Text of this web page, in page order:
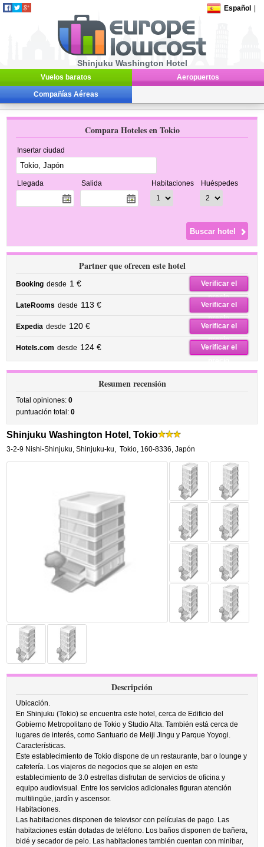
Español
Shinjuku Washington Hotel
Vuelos baratos Aeropuertos
Compañías Aéreas
Compara Hoteles en Tokio
Insertar ciudad
Llegada Salida Habitaciones Huéspedes
Partner que ofrecen este hotel
Booking desde 1 €
Verificar el
precio
LateRooms desde 113 €
Verificar el
precio
Expedia desde 120 €
Verificar el
precio
Hotels.com desde 124 €
Verificar el
precio
Resumen recensión
Total opiniones:0
puntuación total:0
Shinjuku Washington Hotel, Tokio
3-2-9 Nishi-Shinjuku, Shinjuku-ku, Tokio, 160-8336, Japón
Descripción
Ubicación.
En Shinjuku (Tokio) se encuentra este hotel, cerca de Edificio del
Gobierno Metropolitano de Tokio y Studio Alta. También está cerca de
lugares de interés, como Santuario de Meiji Jingu y Parque Yoyogi.
Características.
Este establecimiento de Tokio dispone de un restaurante, bar o lounge y
cafetería. Los viajeros de negocios que se alojen en este
establecimiento de 3.0 estrellas disfrutan de servicios de oficina y
equipo audiovisual. Entre los servicios adicionales figuran atención
multilingüe, jardín y ascensor.
Habitaciones.
Las habitaciones disponen de televisor con películas de pago. Las
habitaciones están dotadas de teléfono. Los baños disponen de bañera,
bidé y secador de pelo. Las habitaciones también cuentan con minibar,